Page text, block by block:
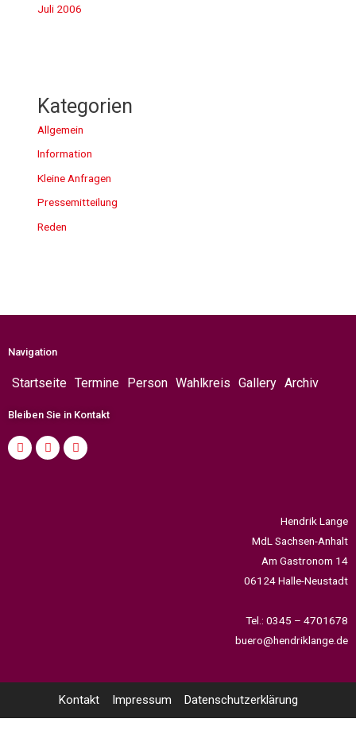
Juli 2006
Kategorien
Allgemein
Information
Kleine Anfragen
Pressemitteilung
Reden
Navigation
Startseite Termine Person Wahlkreis Gallery Archiv
Bleiben Sie in Kontakt
Hendrik Lange
MdL Sachsen-Anhalt
Am Gastronom 14
06124 Halle-Neustadt
Tel.: 0345 – 4701678
buero@hendriklange.de
Kontakt Impressum Datenschutzerklärung